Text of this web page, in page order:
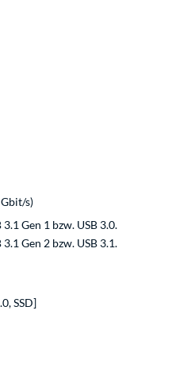
s)
Gen 1 bzw. USB 3.0.
Gen 2 bzw. USB 3.1.
SSD]